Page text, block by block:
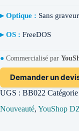
▸ Optique : Sans graveur
▸ OS : FreeDOS
● Commercialisé par
Demander un
UGS : BB022 Catégorie
Nouveauté YouShop